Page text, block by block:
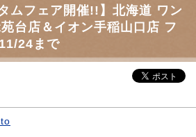
ムフェア開催!!】北海道 ワン
台店＆イオン手稲山口店 フ
24まで